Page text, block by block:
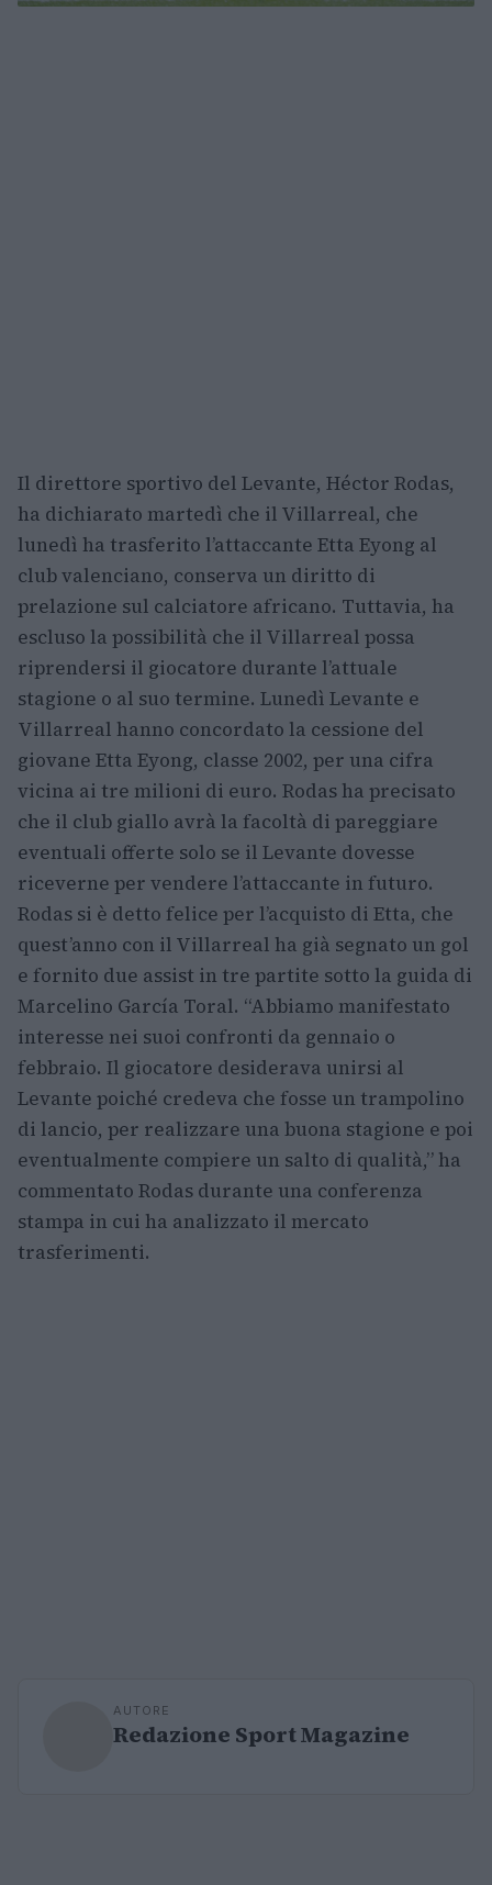
Il direttore sportivo del Levante, Héctor Rodas,
ha dichiarato martedì che il Villarreal, che
lunedì ha trasferito l’attaccante Etta Eyong al
club valenciano, conserva un diritto di
prelazione sul calciatore africano. Tuttavia, ha
escluso la possibilità che il Villarreal possa
riprendersi il giocatore durante l’attuale
stagione o al suo termine. Lunedì Levante e
Villarreal hanno concordato la cessione del
giovane Etta Eyong, classe 2002, per una cifra
vicina ai tre milioni di euro. Rodas ha precisato
che il club giallo avrà la facoltà di pareggiare
eventuali offerte solo se il Levante dovesse
riceverne per vendere l’attaccante in futuro.
Rodas si è detto felice per l’acquisto di Etta, che
quest’anno con il Villarreal ha già segnato un gol
e fornito due assist in tre partite sotto la guida di
Marcelino García Toral. “Abbiamo manifestato
interesse nei suoi confronti da gennaio o
febbraio. Il giocatore desiderava unirsi al
Levante poiché credeva che fosse un trampolino
di lancio, per realizzare una buona stagione e poi
eventualmente compiere un salto di qualità,” ha
commentato Rodas durante una conferenza
stampa in cui ha analizzato il mercato
trasferimenti.
AUTORE
Redazione Sport Magazine